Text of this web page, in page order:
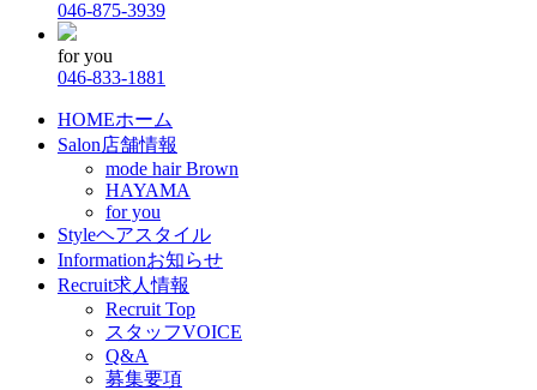
046-875-3939
for you
046-833-1881
HOMEホーム
Salon店舗情報
mode hair Brown
HAYAMA
for you
Styleヘアスタイル
Informationお知らせ
Recruit求人情報
Recruit Top
スタッフVOICE
Q&A
募集要項